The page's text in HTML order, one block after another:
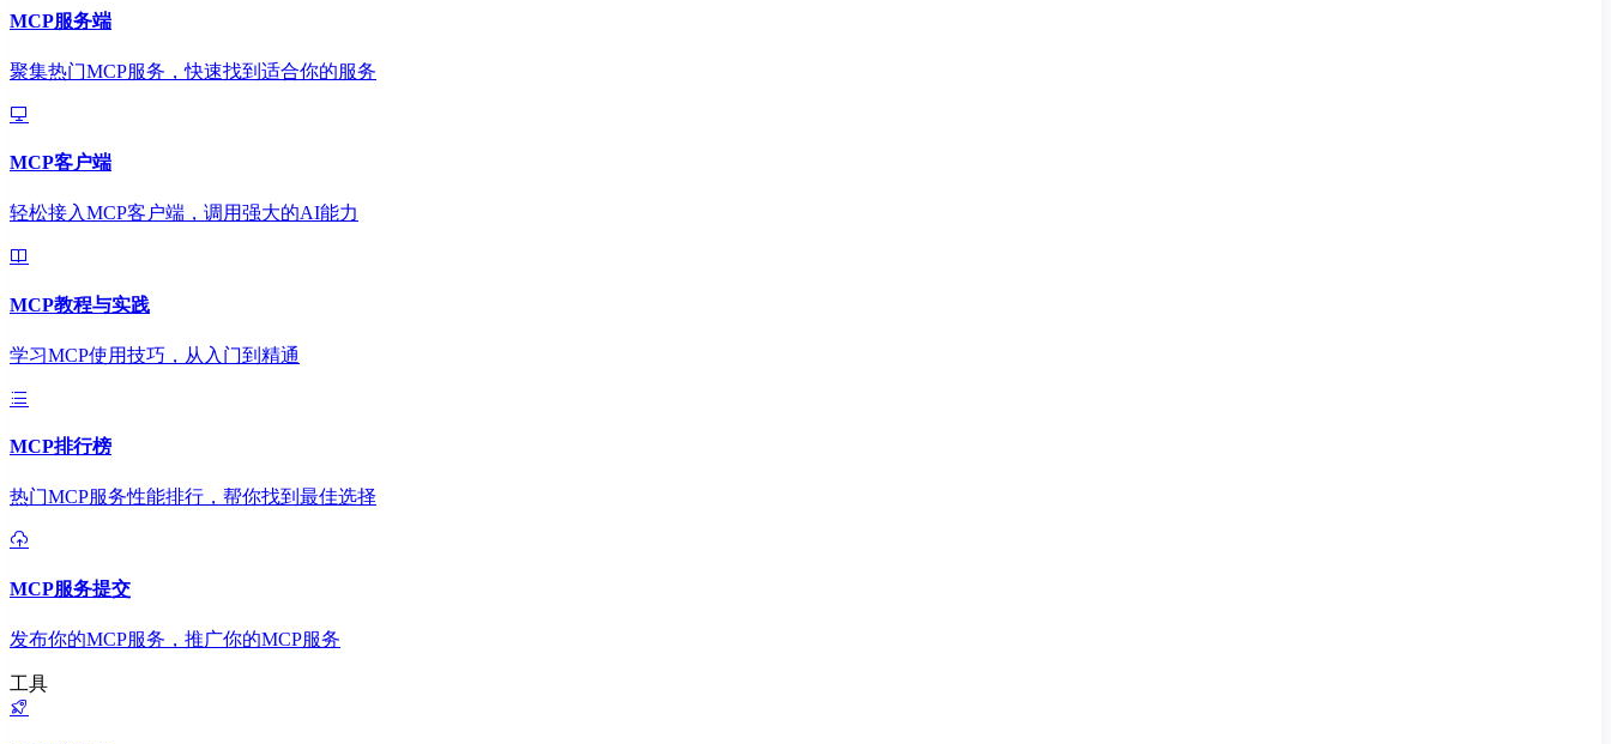
MCP服务端
聚集热门MCP服务，快速找到适合你的服务
MCP客户端
轻松接入MCP客户端，调用强大的AI能力
MCP教程与实践
学习MCP使用技巧，从入门到精通
MCP排行榜
热门MCP服务性能排行，帮你找到最佳选择
MCP服务提交
发布你的MCP服务，推广你的MCP服务
工具